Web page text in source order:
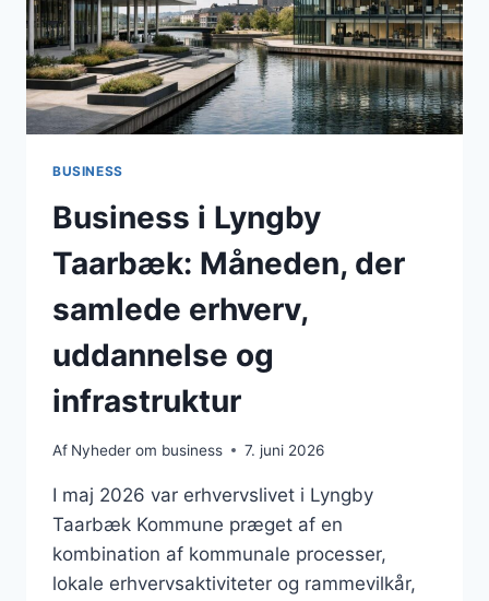
OG
GRØN
OMSTILLING
BUSINESS
Business i Lyngby
Taarbæk: Måneden, der
samlede erhverv,
uddannelse og
infrastruktur
Af Nyheder om business 7. juni 2026
I maj 2026 var erhvervslivet i Lyngby
Taarbæk Kommune præget af en
kombination af kommunale processer,
lokale erhvervsaktiviteter og rammevilkår,